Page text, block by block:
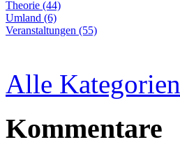
Theorie (44)
Umland (6)
Veranstaltungen (55)
Alle Kategorien
Kommentare